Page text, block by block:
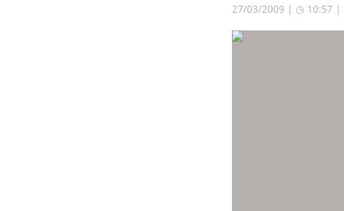
27/03/2009 | ◷ 10:57 |